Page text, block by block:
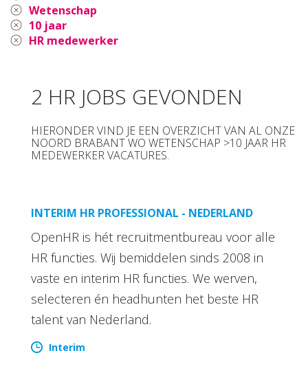
Wetenschap
10 jaar
HR medewerker
2 HR JOBS GEVONDEN
HIERONDER VIND JE EEN OVERZICHT VAN AL ONZE
NOORD BRABANT WO WETENSCHAP >10 JAAR HR
MEDEWERKER VACATURES.
INTERIM HR PROFESSIONAL - NEDERLAND
OpenHR is hét recruitmentbureau voor alle
HR functies. Wij bemiddelen sinds 2008 in
vaste en interim HR functies. We werven,
selecteren én headhunten het beste HR
talent van Nederland.
Interim